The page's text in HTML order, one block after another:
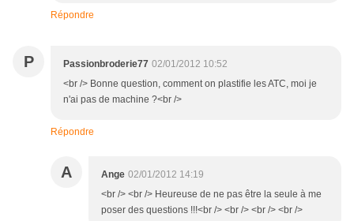
Répondre
P Passionbroderie77 02/01/2012 10:52
<br /> Bonne question, comment on plastifie les ATC, moi je
n'ai pas de machine ?<br />
Répondre
A Ange 02/01/2012 14:19
<br /> <br /> Heureuse de ne pas être la seule à me
poser des questions !!!<br /> <br /> <br /> <br />